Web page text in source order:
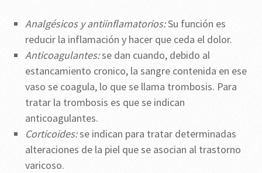
Analgésicos y antiinflamatorios:Su función es
reducir la inflamación y hacer que ceda el dolor.
Anticoagulantes:se dan cuando, debido al
estancamiento cronico, la sangre contenida en ese
vaso se coagula, lo que se llama trombosis. Para
tratar la trombosis es que se indican
anticoagulantes.
Corticoides:se indican para tratar determinadas
alteraciones de la piel que se asocian al trastorno
varicoso.